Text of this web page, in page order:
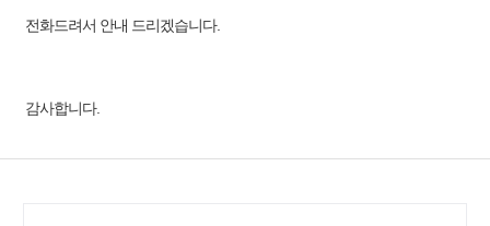
전화드려서 안내 드리겠습니다.
감사합니다.